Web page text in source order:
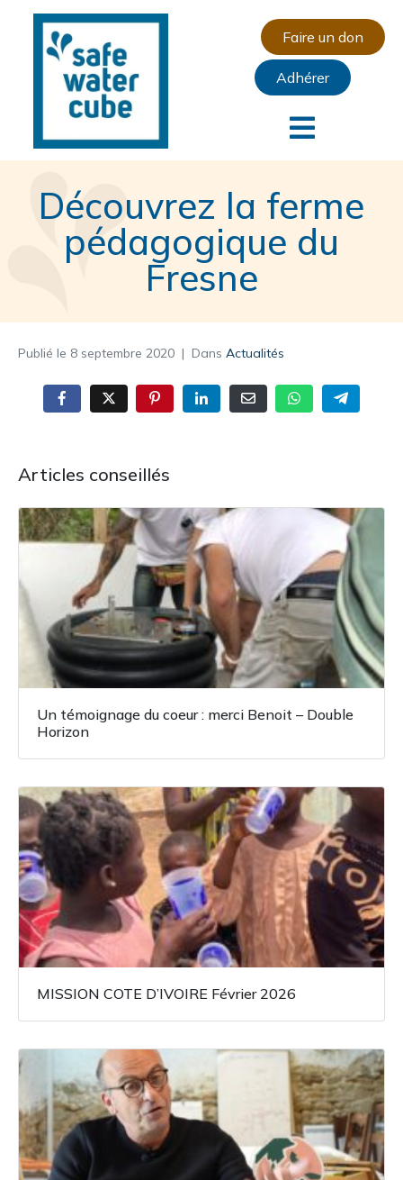
Faire un don
Adhérer
Découvrez la ferme
pédagogique du
Fresne
Publié le 8 septembre 2020 Dans Actualités
Articles conseillés
Un témoignage du coeur : merci Benoit – Double
Horizon
MISSION COTE D’IVOIRE Février 2026